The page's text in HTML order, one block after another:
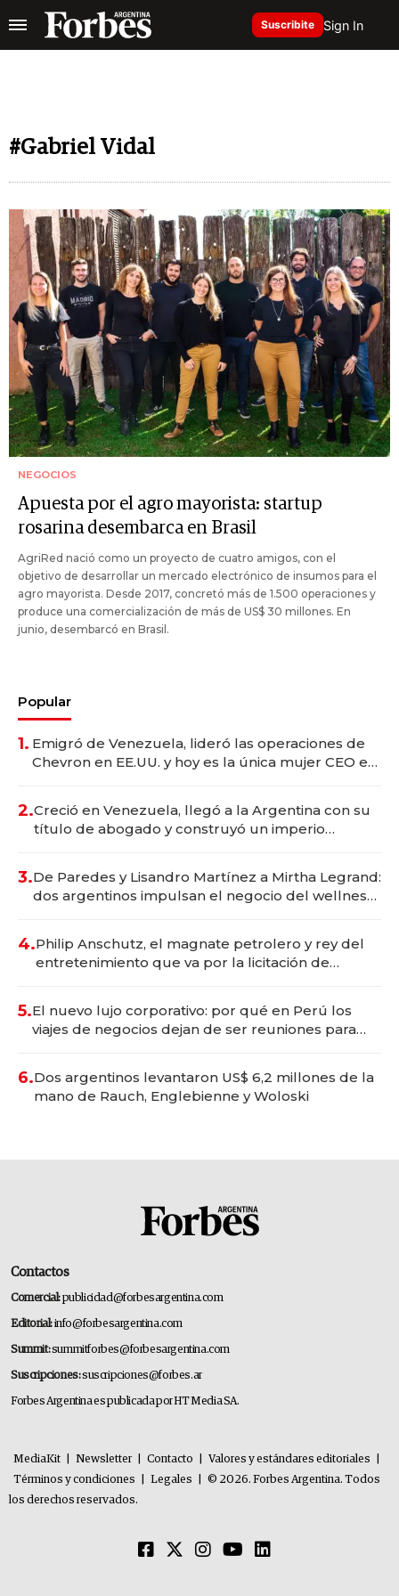
Suscribite Sign In
#Gabriel Vidal
NEGOCIOS
Apuesta por el agro mayorista: startup
rosarina desembarca en Brasil
AgriRed nació como un proyecto de cuatro amigos, con el
objetivo de desarrollar un mercado electrónico de insumos para el
agro mayorista. Desde 2017, concretó más de 1.500 operaciones y
produce una comercialización de más de US$ 30 millones. En
junio, desembarcó en Brasil.
Popular
1. Emigró de Venezuela, lideró las operaciones de
Chevron en EE.UU. y hoy es la única mujer CEO en
2.Creció en Venezuela, llegó a la Argentina con su
título de abogado y construyó un imperio
3.De Paredes y Lisandro Martínez a Mirtha Legrand:
dos argentinos impulsan el negocio del wellness
4.Philip Anschutz, el magnate petrolero y rey del
entretenimiento que va por la licitación de
5.El nuevo lujo corporativo: por qué en Perú los
viajes de negocios dejan de ser reuniones para
6.Dos argentinos levantaron US$ 6,2 millones de la
mano de Rauch, Englebienne y Woloski
Contactos
Comercial:publicidad@forbesargentina.com
Editorial:info@forbesargentina.com
Summit:summitforbes@forbesargentina.com
Suscripciones:suscripciones@forbes.ar
Forbes Argentina es publicada por HT Media SA.
MediaKit Newsletter Contacto Valores y estándares editoriales
Términos y condiciones
Legales
© 2026. Forbes Argentina. Todos
los derechos reservados.